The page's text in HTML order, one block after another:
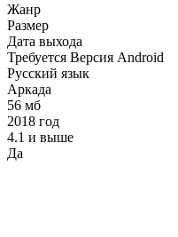
Жанр
Размер
Дата выхода
Требуется Версия Android
Русский язык
Аркада
56 мб
2018 год
4.1 и выше
Да